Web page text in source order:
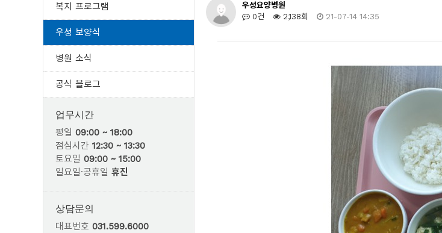
복지 프로그램
우성 보양식
병원 소식
공식 블로그
업무시간
평일 09:00 ~ 18:00
점심시간 12:30 ~ 13:30
토요일 09:00 ~ 15:00
일요일·공휴일 휴진
상담문의
대표번호 031.599.6000
우성요양병원
0건
2,138회 21-07-14 14:35